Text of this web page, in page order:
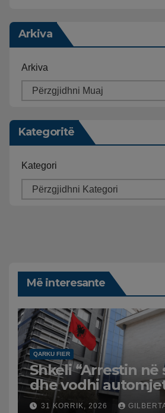
Arkiva
Arkiva
Kategoritë
Kategori
Më interesante
QARKU FIER
Shkeli “Arrestin në
dhe vodhi
arrestohet 43-
31 KORRIK, 2026